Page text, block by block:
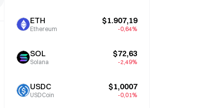
ETH
Ethereum
$1.907,19
-0,64%
SOL
Solana
$72,63
-2,49%
USDC
USDCoin
$1,0007
-0,01%